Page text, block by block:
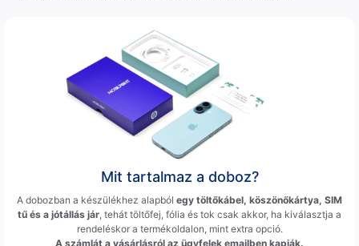
Mit tartalmaz a doboz?
A dobozban a készülékhez alapból egy töltőkábel, köszönőkártya, SIM
tű és a jótállás jár , tehát töltőfej, fólia és tok csak akkor, ha kiválasztja a
rendeléskor a termékoldalon, mint extra opció.
A számlát a vásárlásról az ügyfelek emailben kapják.